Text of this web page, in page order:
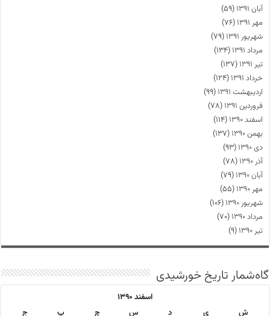
آبان ۱۳۹۱
(۵۹)
مهر ۱۳۹۱
(۷۶)
شهریور ۱۳۹۱
(۷۹)
مرداد ۱۳۹۱
(۱۳۴)
تیر ۱۳۹۱
(۱۳۷)
خرداد ۱۳۹۱
(۱۲۴)
اردیبهشت ۱۳۹۱
(۹۹)
فروردین ۱۳۹۱
(۷۸)
اسفند ۱۳۹۰
(۱۱۴)
بهمن ۱۳۹۰
(۱۳۷)
دی ۱۳۹۰
(۹۳)
آذر ۱۳۹۰
(۷۸)
آبان ۱۳۹۰
(۷۹)
مهر ۱۳۹۰
(۵۵)
شهریور ۱۳۹۰
(۱۰۶)
مرداد ۱۳۹۰
(۷۰)
تیر ۱۳۹۰
(۹)
گاه‌شمار تاریخ خورشیدی
اسفند ۱۳۹۰
ش
ی د س چ پ ج